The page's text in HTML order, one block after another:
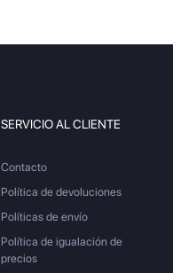
SERVICIO AL CLIENTE
Contacto
Política de devoluciones
Políticas de envío
Política de igualación de
precios